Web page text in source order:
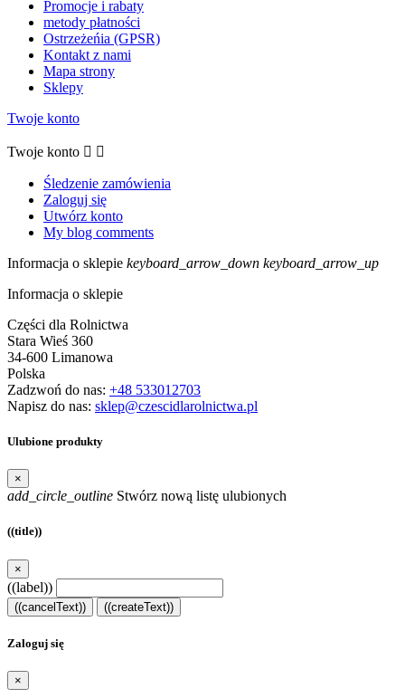
Promocje i rabaty
metody płatności
Ostrzeżeńia (GPSR)
Kontakt z nami
Mapa strony
Sklepy
Twoje konto
Twoje konto  
Śledzenie zamówienia
Zaloguj się
Utwórz konto
My blog comments
Informacja o sklepie keyboard_arrow_down keyboard_arrow_up
Informacja o sklepie
Części dla Rolnictwa
Stara Wieś 360
34-600 Limanowa
Polska
Zadzwoń do nas: +48 533012703
Napisz do nas: sklep@czescidlarolnictwa.pl
Ulubione produkty
×
add_circle_outline Stwórz nową listę ulubionych
((title))
×
((label))
((cancelText)) ((createText))
Zaloguj się
×